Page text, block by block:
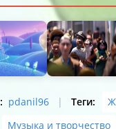
: pdanil96 | Теги:
Музыка и творчество